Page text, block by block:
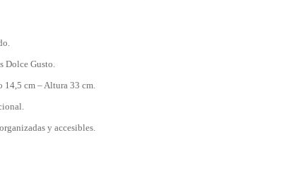
Dolce Gusto.
14,5 cm – Altura 33 cm.
y accesibles.